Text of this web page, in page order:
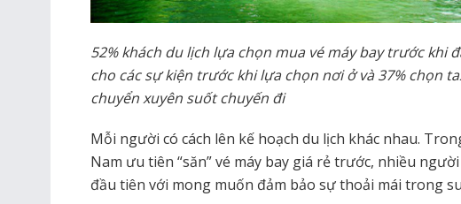
52% khách du lịch lựa chọn mua vé máy bay trước khi
cho các sự kiện trước khi lựa chọn nơi ở và 37% chọn
chuyển xuyên suốt chuyến đi
Mỗi người có cách lên kế hoạch du lịch khác nhau.
Nam ưu tiên “săn” vé máy bay giá rẻ trước, nhiều
đầu tiên với mong muốn đảm bảo sự thoải mái trong